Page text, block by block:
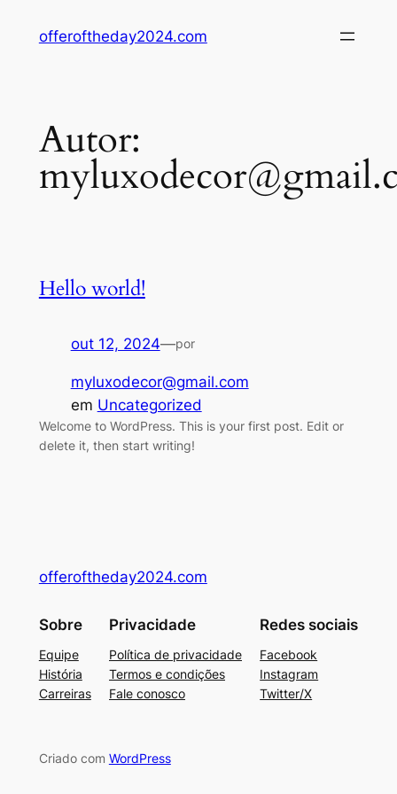
offeroftheday2024.com
Autor:
Hello world!
out 12, 2024—por
myluxodecor@gmail.com
em Uncategorized
Welcome to WordPress. This is your first post. Edit or
delete it, then start writing!
offeroftheday2024.com
Sobre
Equipe
História
Carreiras
Privacidade
Política de privacidade
Termos e condições
Fale conosco
Redes sociais
Facebook
Instagram
Twitter/X
Criado com WordPress